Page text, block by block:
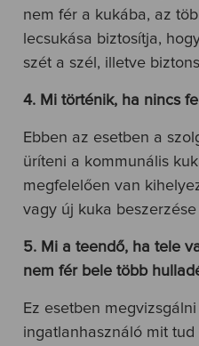
nem fér a kukába, az
lecsukása biztosítja,
szét a szél, illetve
4. Mi történik, ha nincs
Ebben az esetben a
üríteni a kommunális
megfelelően van
vagy új kuka beszerzése
5. Mi a teendő, ha tele
nem fér bele több
Ez esetben
ingatlanhasználó mit